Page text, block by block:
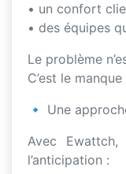
• un confort
• des équipes
Le problème
C’est le
🔹 Une
Avec
l’anticipation :